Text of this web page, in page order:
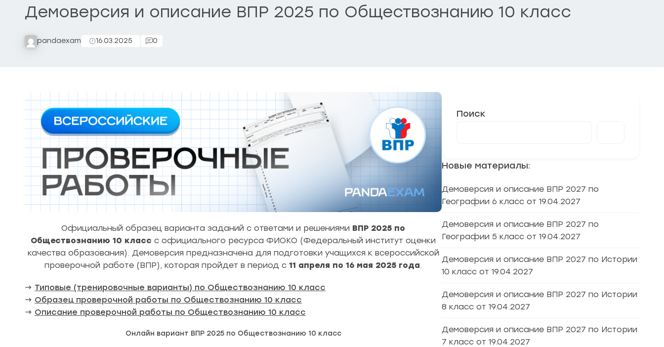
Демоверсия и описание ВПР 2025 по Обществознанию 10 класс
pandaexam 16.03.2025 0
Официальный образец варианта заданий с ответами и решениями ВПР 2025 по
Обществознанию 10 класс с официального ресурса ФИОКО (Федеральный институт оценки
качества образования). Демоверсия предназначена для подготовки учащихся к всероссийской
проверочной работе (ВПР), которая пройдет в период с 11 апреля по 16 мая 2025 года.
→ Типовые (тренировочные варианты) по Обществознанию 10 класс
→ Образец проверочной работы по Обществознанию 10 класс
→ Описание проверочной работы по Обществознанию 10 класс
Онлайн вариант ВПР 2025 по Обществознанию 10 класс
Поиск
Новые материалы:
Демоверсия и описание ВПР 2027 по
Географии 6 класс от 19.04.2027
Демоверсия и описание ВПР 2027 по
Географии 5 класс от 19.04.2027
Демоверсия и описание ВПР 2027 по Истории
10 класс от 19.04.2027
Демоверсия и описание ВПР 2027 по Истории
8 класс от 19.04.2027
Демоверсия и описание ВПР 2027 по Истории
7 класс от 19.04.2027